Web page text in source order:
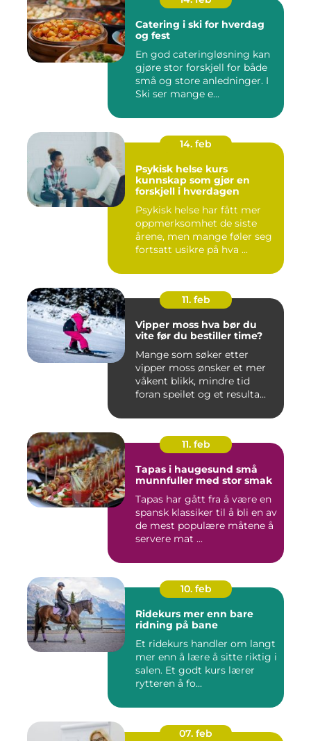
Catering i ski for hverdag
og fest
En god cateringløsning kan
gjøre stor forskjell for både
små og store anledninger. I
Ski ser mange e...
14. feb
Psykisk helse kurs
kunnskap som gjør en
forskjell i hverdagen
Psykisk helse har fått mer
oppmerksomhet de siste
årene, men mange føler seg
fortsatt usikre på hva ...
11. feb
Vipper moss hva bør du
vite før du bestiller time?
Mange som søker etter
vipper moss ønsker et mer
våkent blikk, mindre tid
foran speilet og et resulta...
11. feb
Tapas i haugesund små
munnfuller med stor smak
Tapas har gått fra å være en
spansk klassiker til å bli en av
de mest populære måtene å
servere mat ...
10. feb
Ridekurs mer enn bare
ridning på bane
Et ridekurs handler om langt
mer enn å lære å sitte riktig i
salen. Et godt kurs lærer
rytteren å fo...
07. feb